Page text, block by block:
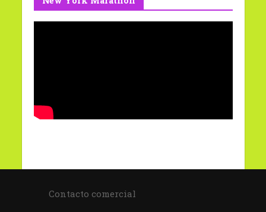
Contacto comercial